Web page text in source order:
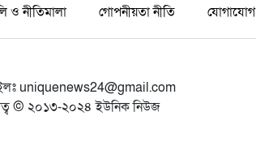
ও নীতিমালা গোপনীয়তা নীতি যোগাযোগ
uniquenews24@gmail.com
© ২০১৩-২০২৪ ইউনিক নিউজ